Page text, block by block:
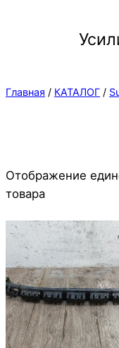
Главная / КАТАЛОГ /
Отображение
товара